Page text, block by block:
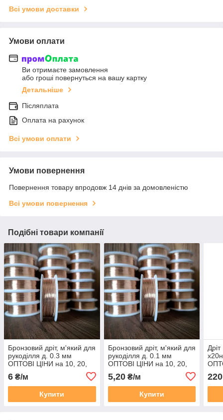
Всі умови доставки
Умови оплати
Ви отримаєте замовлення
або гроші повернуться на вашу картку
Детальніше
Післяплата
Оплата на рахунок
Всі умови оплати
Умови повернення
Повернення товару впродовж 14 днів за домовленістю
Всі умови повернення
Подібні товари компанії
Бронзовий дріт, м'який для
рукоділля д. 0.3 мм
ОПТОВІ ЦІНИ на 10, 20,
6 ₴/м
Купити
Бронзовий дріт, м'який для
рукоділля д. 0.1 мм
ОПТОВІ ЦІНИ на 10, 20,
5,20₴/м
Купити
220